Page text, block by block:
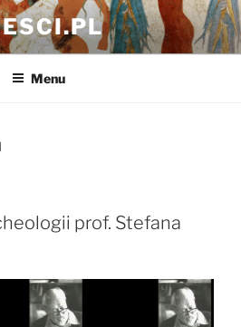
Menu
prof. Stefana